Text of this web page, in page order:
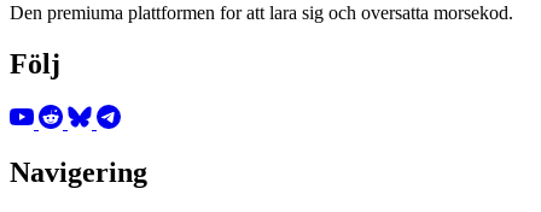
Den premiuma plattformen for att lara sig och oversatta morsekod.
Följ
Navigering